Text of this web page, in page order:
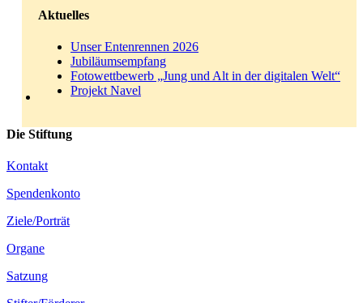
Aktuelles
Unser Entenrennen 2026
Jubiläumsempfang
Fotowettbewerb „Jung und Alt in der digitalen Welt“
Projekt Navel
Die Stiftung
Kontakt
Spendenkonto
Ziele/Porträt
Organe
Satzung